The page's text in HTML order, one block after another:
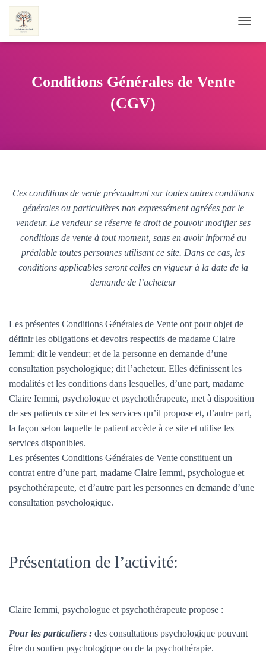
Conditions Générales de Vente
(CGV)
Ces conditions de vente prévaudront sur toutes autres conditions
générales ou particulières non expressément agréées par le
vendeur. Le vendeur se réserve le droit de pouvoir modifier ses
conditions de vente à tout moment, sans en avoir informé au
préalable toutes personnes utilisant ce site. Dans ce cas, les
conditions applicables seront celles en vigueur à la date de la
demande de l’acheteur
Les présentes Conditions Générales de Vente ont pour objet de
définir les obligations et devoirs respectifs de madame Claire
Iemmi; dit le vendeur; et de la personne en demande d’une
consultation psychologique; dit l’acheteur. Elles définissent les
modalités et les conditions dans lesquelles, d’une part, madame
Claire Iemmi, psychologue et psychothérapeute, met à disposition
de ses patients ce site et les services qu’il propose et, d’autre part,
la façon selon laquelle le patient accède à ce site et utilise les
services disponibles.
Les présentes Conditions Générales de Vente constituent un
contrat entre d’une part, madame Claire Iemmi, psychologue et
psychothérapeute, et d’autre part les personnes en demande d’une
consultation psychologique.
Présentation de l’activité:
Claire Iemmi, psychologue et psychothérapeute propose :
Pour les particuliers : des consultations psychologique pouvant
être du soutien psychologique ou de la psychothérapie.